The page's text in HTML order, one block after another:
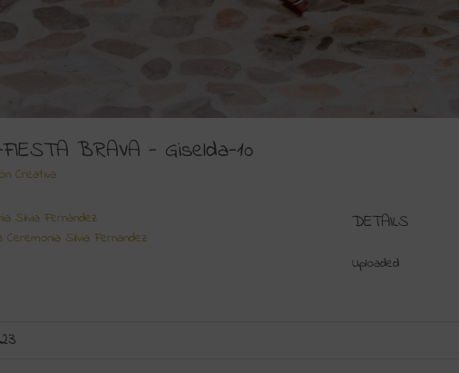
FIESTA BRAVA - Giselda-10
Creativa
Silvia Fernández
Ceremonia Silvia Fernandez
DETAILS
Uploaded